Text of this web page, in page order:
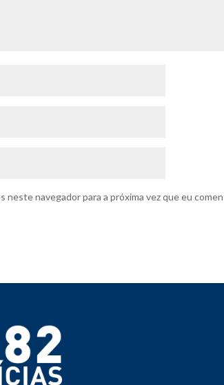
neste navegador para a próxima vez que eu